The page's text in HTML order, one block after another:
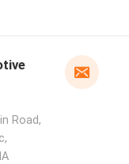
Road,